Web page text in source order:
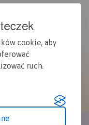
cookie, aby
ruch.